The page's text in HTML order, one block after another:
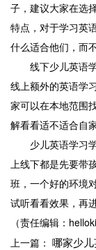
子，建议大家在选
特点，对于学习英
什么适合他们，而
线下少儿英语学
线上额外的英语学
家可以在本地范围
解看看适不适合自
少儿英语学习学
上线下都是先要带
班，一个好的环境
试听看看效果，再
（责任编辑：
上一篇： 哪家少